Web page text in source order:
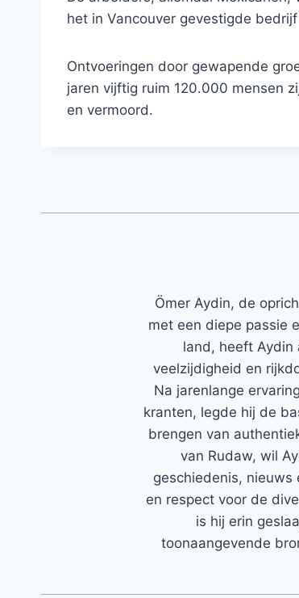
het in Vancouver gevestigde
Ontvoeringen door gewapende
jaren vijftig ruim 120.000 mensen
en vermoord.
Ömer Aydin, de
met een diepe passie
land, heeft Aydin
veelzijdigheid en
Na jarenlange
kranten, legde hij de
brengen van
van Rudaw, wil
geschiedenis,
en respect voor de
is hij erin
toonaangevende